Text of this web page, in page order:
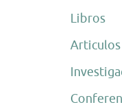
Libros
Articulos